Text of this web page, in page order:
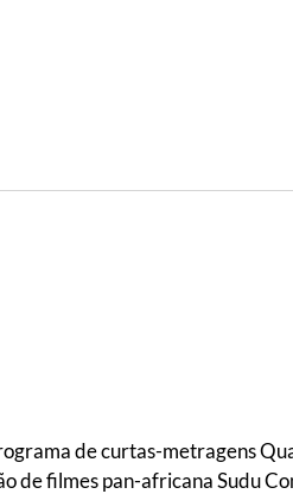
de curtas-metragens
filmes pan-africana Sudu